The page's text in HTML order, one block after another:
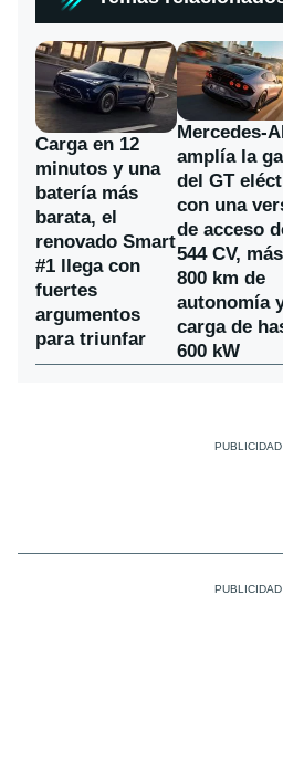
Carga en 12
minutos y una
batería más
barata, el
renovado Smart
#1 llega con
fuertes
argumentos
para triunfar
Mercedes-
amplía la
del GT
con una
de acceso
544 CV,
800 km de
autonomía
carga de
600 kW